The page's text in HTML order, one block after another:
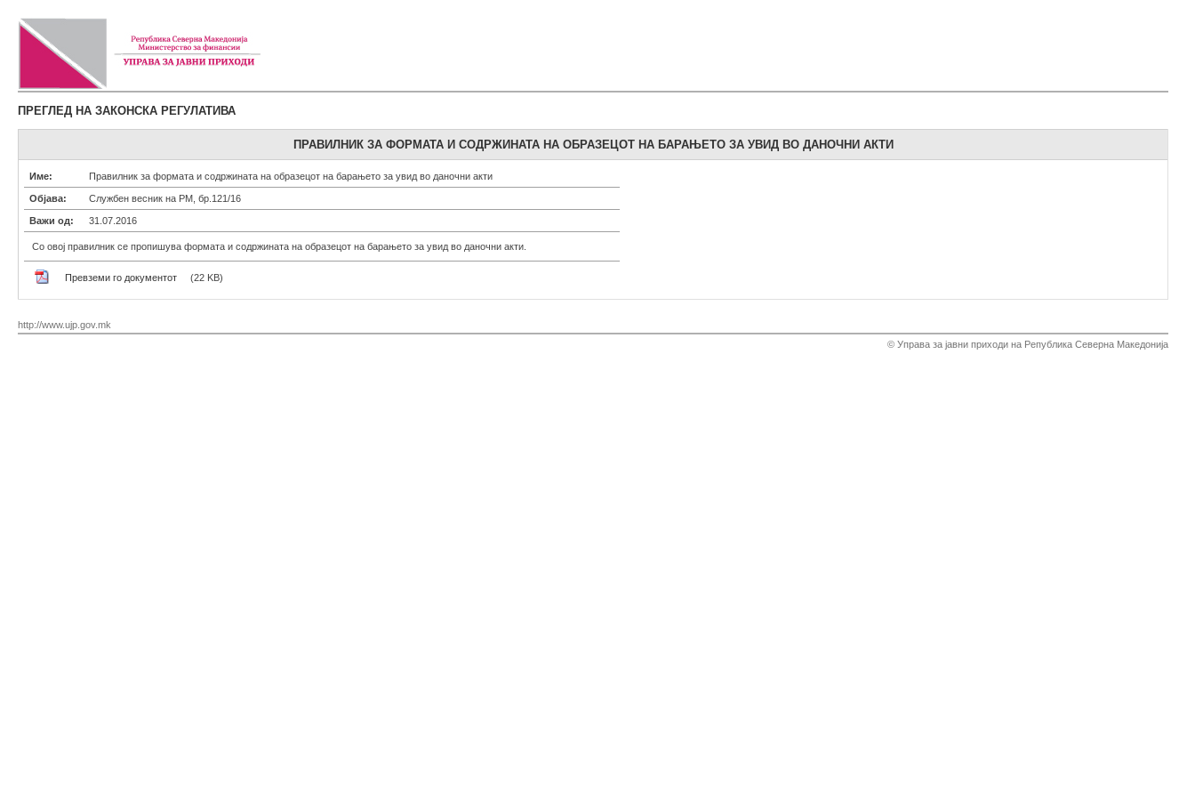
ПРЕГЛЕД НА ЗАКОНСКА РЕГУЛАТИВА
ПРАВИЛНИК ЗА ФОРМАТА И СОДРЖИНАТА НА ОБРАЗЕЦОТ НА БАРАЊЕТО ЗА УВИД ВО ДАНОЧНИ АКТИ
Име: Правилник за формата и содржината на образецот на барањето за увид во даночни акти
Објава: Службен весник на РМ, бр.121/16
Важи од: 31.07.2016
Со овој правилник се пропишува формата и содржината на образецот на барањето за увид во даночни акти.
Превземи го документот (22 KB)
http://www.ujp.gov.mk
© Управа за јавни приходи на Република Северна Македонија